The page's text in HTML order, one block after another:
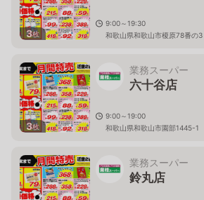
3枚
9:00～19:30
和歌山県和歌山市榎原78番の3
3枚
業務スーパー
六十谷店
9:00～19:00
和歌山県和歌山市園部1445-1
業務スーパー
鈴丸店